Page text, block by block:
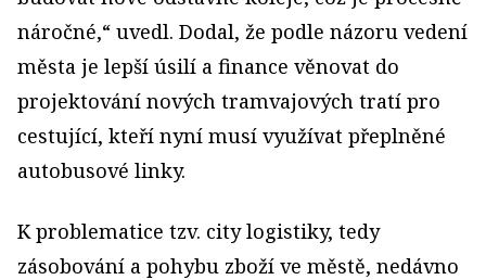
náročné,“ uvedl. Dodal, že podle názoru vedení
města je lepší úsilí a finance věnovat do
projektování nových tramvajových tratí pro
cestující, kteří nyní musí využívat přeplněné
autobusové linky.
K problematice tzv. city logistiky, tedy
zásobování a pohybu zboží ve městě, nedávno